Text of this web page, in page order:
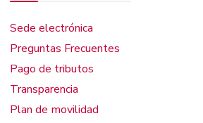
Sede electrónica
Preguntas Frecuentes
Pago de tributos
Transparencia
Plan de movilidad